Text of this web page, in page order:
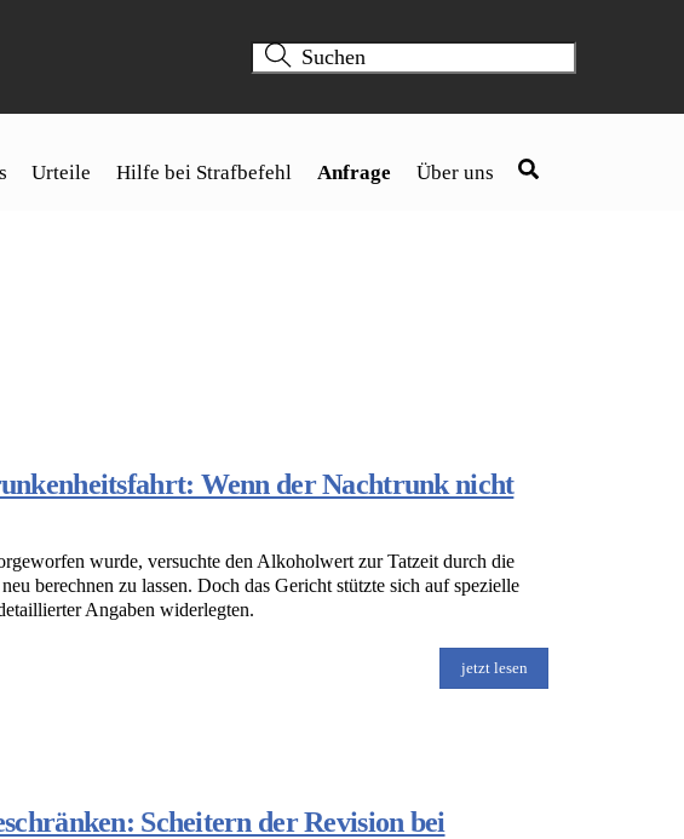
Urteile Hilfe bei Strafbefehl Anfrage Über uns
Wenn der Nachtrunk nicht
wurde, versuchte den Alkoholwert zur Tatzeit durch die
berechnen zu lassen. Doch das Gericht stützte sich auf spezielle
Angaben widerlegten.
jetzt lesen
Scheitern der Revision bei